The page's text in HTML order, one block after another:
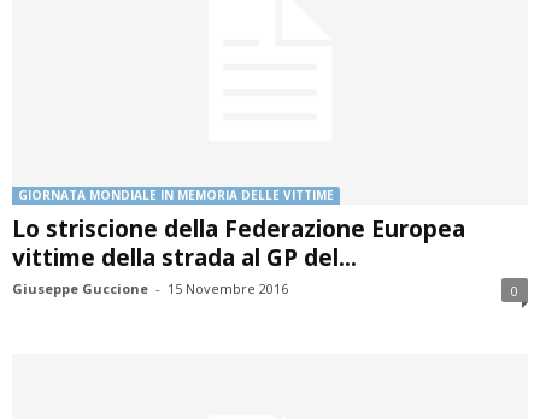
GIORNATA MONDIALE IN MEMORIA DELLE VITTIME
Lo striscione della Federazione Europea
vittime della strada al GP del...
Giuseppe Guccione - 15 Novembre 2016 0